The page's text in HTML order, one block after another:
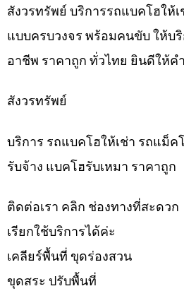
สังวรทรัพย์ บริการรถแบคโฮให้
แบบครบวงจร พร้อมคนขับ ให้บ
อาชีพ ราคาถูก ทั่วไทย ยินดีให้ค
สังวรทรัพย์
บริการ รถแบคโฮให้เช่า รถแม็ค
รับจ้าง แบคโฮรับเหมา ราคาถูก
ติดต่อเรา คลิก ช่องทางที่สะดวก
เรียกใช้บริการได้ค่ะ
เคลียร์พื้นที่ ขุดร่องสวน
ขุดสระ ปรับพื้นที่